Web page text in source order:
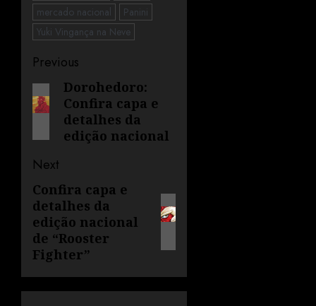
mercado nacional
Panini
Yuki Vingança na Neve
Previous
Dorohedoro:
Confira capa e
detalhes da
edição nacional
Next
Confira capa e
detalhes da
edição nacional
de “Rooster
Fighter”